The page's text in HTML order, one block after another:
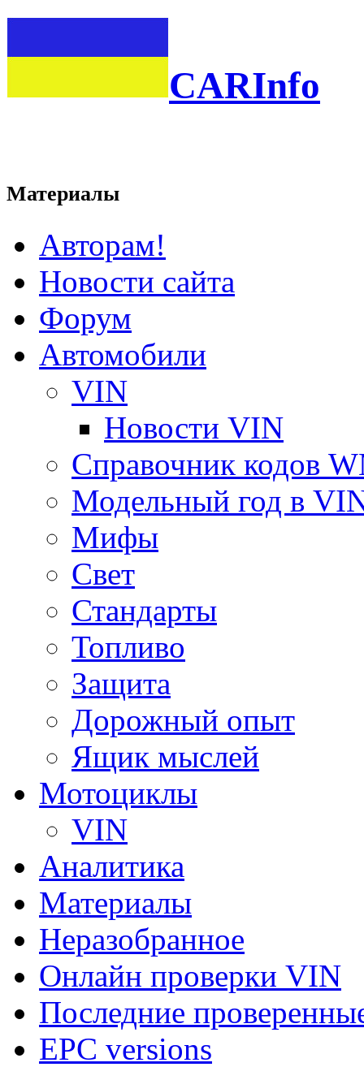
CARInfo
Материалы
Авторам!
Новости сайта
Форум
Автомобили
VIN
Новости VIN
Справочник кодов
Модельный год в
Мифы
Свет
Стандарты
Топливо
Защита
Дорожный опыт
Ящик мыслей
Мотоциклы
VIN
Аналитика
Материалы
Неразобранное
Онлайн проверки VIN
Последние
EPC versions